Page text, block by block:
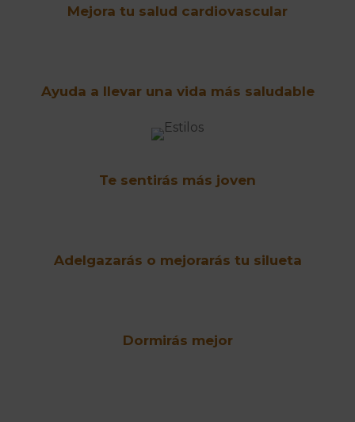
Mejora tu salud cardiovascular
Ayuda a llevar una vida más saludable
Te sentirás más joven
Adelgazarás o mejorarás tu silueta
Dormirás mejor